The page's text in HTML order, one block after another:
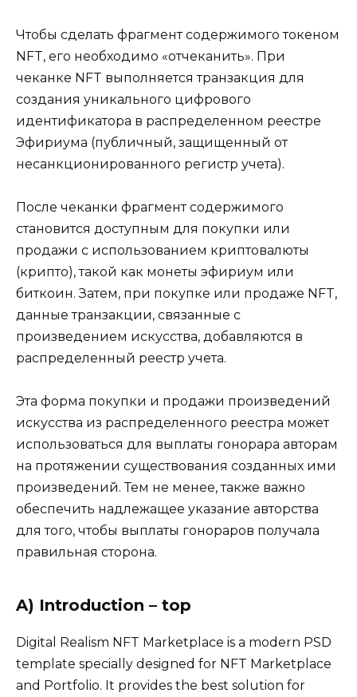
Чтобы сделать фрагмент содержимого токеном
NFT, его необходимо «отчеканить». При
чеканке NFT выполняется транзакция для
создания уникального цифрового
идентификатора в распределенном реестре
Эфириума (публичный, защищенный от
несанкционированного регистр учета).
После чеканки фрагмент содержимого
становится доступным для покупки или
продажи с использованием криптовалюты
(крипто), такой как монеты эфириум или
биткоин. Затем, при покупке или продаже NFT,
данные транзакции, связанные с
произведением искусства, добавляются в
распределенный реестр учета.
Эта форма покупки и продажи произведений
искусства из распределенного реестра может
использоваться для выплаты гонорара авторам
на протяжении существования созданных ими
произведений. Тем не менее, также важно
обеспечить надлежащее указание авторства
для того, чтобы выплаты гонораров получала
правильная сторона.
A) Introduction – top
Digital Realism NFT Marketplace is a modern PSD
template specially designed for NFT Marketplace
and Portfolio. It provides the best solution for